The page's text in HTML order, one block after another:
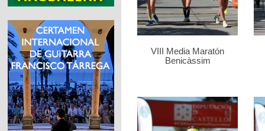
VIII Media Maratón
Benicàssim